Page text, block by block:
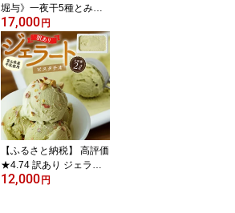
堀与》一夜干5種とみり
ん干とほたるいかの素干
17,000円
【ふるさと納税】 高評価
★4.74 訳あり ジェラー
ト 2L ピスタチオ | 業務
12,000円